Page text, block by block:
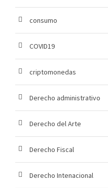
consumo
COVID19
criptomonedas
Derecho administrativo
Derecho del Arte
Derecho Fiscal
Derecho Intenacional